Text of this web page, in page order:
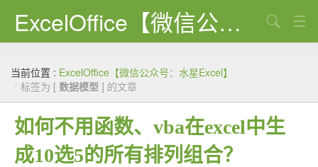
ExcelOffice【微信公众号：水星Excel】
资源下载
VBA代码大全
EXCEL VBA
当前位置 : ExcelOffice【微信公众号：水星Excel】
/ 标签为 [ 数据模型 ] 的文章
如何不用函数、vba在excel中生
成10选5的所有排列组合？